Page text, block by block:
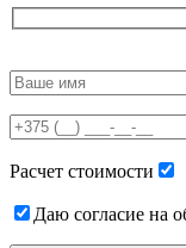
leave
field
empty.
Расчет стоимости
Даю согласие на